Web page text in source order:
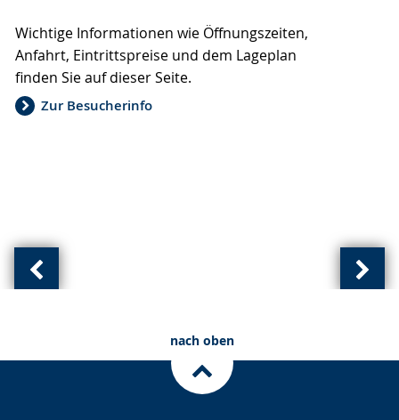
Vorherige
von
von
Wichtige Informationen wie Öffnungszeiten,
Anfahrt, Eintrittspreise und dem Lageplan
finden Sie auf dieser Seite.
Zur Besucherinfo
wechseln.
Deutscher
Gebärdensprache
wird
angezeigt.
nach oben